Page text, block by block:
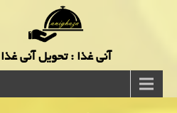
آنی غذا : تحویل آنی غذا